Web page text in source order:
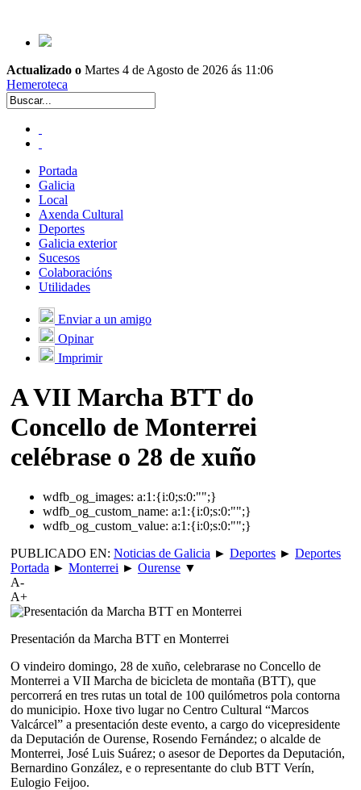
Actualizado o Martes 4 de Agosto de 2026 ás 11:06
Hemeroteca
Portada
Galicia
Local
Axenda Cultural
Deportes
Galicia exterior
Sucesos
Colaboracións
Utilidades
Enviar a un amigo
Opinar
Imprimir
A VII Marcha BTT do
Concello de Monterrei
celébrase o 28 de xuño
wdfb_og_images: a:1:{i:0;s:0:"";}
wdfb_og_custom_name: a:1:{i:0;s:0:"";}
wdfb_og_custom_value: a:1:{i:0;s:0:"";}
PUBLICADO EN: Noticias de Galicia ► Deportes ► Deportes
Portada ► Monterrei ► Ourense ▼
A-
A+
Presentación da Marcha BTT en Monterrei
O vindeiro domingo, 28 de xuño, celebrarase no Concello de
Monterrei a VII Marcha de bicicleta de montaña (BTT), que
percorrerá en tres rutas un total de 100 quilómetros pola contorna
do municipio. Hoxe tivo lugar no Centro Cultural “Marcos
Valcárcel” a presentación deste evento, a cargo do vicepresidente
da Deputación de Ourense, Rosendo Fernández; o alcalde de
Monterrei, José Luis Suárez; o asesor de Deportes da Deputación,
Bernardino González, e o representante do club BTT Verín,
Eulogio Feijoo.